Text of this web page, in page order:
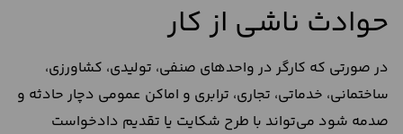
حوادث ناشی از کار
در صورتی که کارگر در واحدهای صنفی، تولیدی، کشاورزی،
ساختمانی، خدماتی، تجاری، ترابری و اماکن عمومی دچار حادثه و
صدمه شود می‌تواند با طرح شکایت یا تقدیم دادخواست